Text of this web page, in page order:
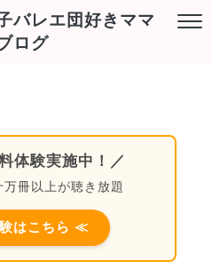
バレエ団好きママ
ログ
体験実施中！／
冊以上が聴き放題
はこちら ≪